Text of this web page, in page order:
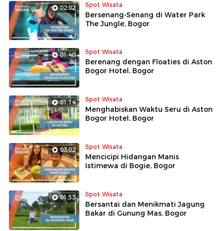
02:02 Spot Wisata
Bersenang-Senang di Water Park
The Jungle, Bogor
01:40 Spot Wisata
Berenang dengan Floaties di Aston
Bogor Hotel, Bogor
01:14 Spot Wisata
Menghabiskan Waktu Seru di Aston
Bogor Hotel, Bogor
03:02 Spot Wisata
Mencicipi Hidangan Manis
Istimewa di Bogie, Bogor
01:53 Spot Wisata
Bersantai dan Menikmati Jagung
Bakar di Gunung Mas, Bogor